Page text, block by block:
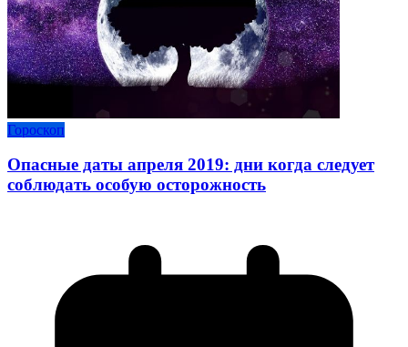
Гороскоп
Опасные даты апреля 2019: дни когда следует
соблюдать особую осторожность